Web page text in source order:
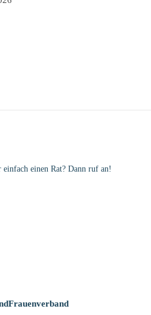
einen Rat? Dann ruf an!